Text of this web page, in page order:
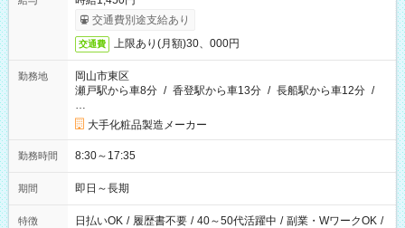
交通費別途支給あり
交通費 上限あり(月額)30、000円
勤務地
岡山市東区
瀬戸駅から車8分 / 香登駅から車13分 / 長船駅から車12分 /
…
大手化粧品製造メーカー
勤務時間 8:30～17:35
期間 即日～長期
特徴 日払いOK / 履歴書不要 / 40～50代活躍中 / 副業・WワークOK /